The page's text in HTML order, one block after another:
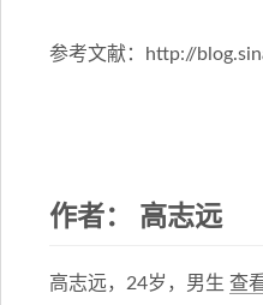
参考文献：http://
作者： 高志远
高志远，24岁，男生 查